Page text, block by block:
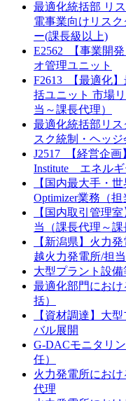
最適化統括部 リ
電事業向けリス
ー(課長級以上)
E2562_【事業開
オ管理ユニット
F2613_【最適化
括ユニット 市場
当～課長代理）
最適化統括部リ
スク統制・ヘッジ
J2517_【経営企
Institute エネルギ
【国内最大手・
Optimizer業務（担
【国内取引管理
当（課長代理～課
【新潟県】火力
越火力発電所/担
大型プラント設
最適化部門にお
括）
【資材調達】大
バル展開
G-DACモニタリ
任）
火力発電所にお
代理